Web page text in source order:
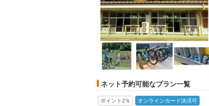
ネット予約可能なプラン一覧
ポイント2％ オンラインカード決済可